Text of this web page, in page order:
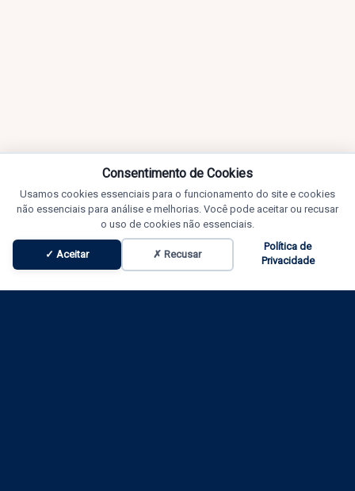
Promoções
Consentimento de Cookies
Usamos cookies essenciais para o funcionamento do site e cookies
não essenciais para análise e melhorias. Você pode aceitar ou recusar
o uso de cookies não essenciais.
✓ Aceitar ✗ Recusar
Política de
Privacidade